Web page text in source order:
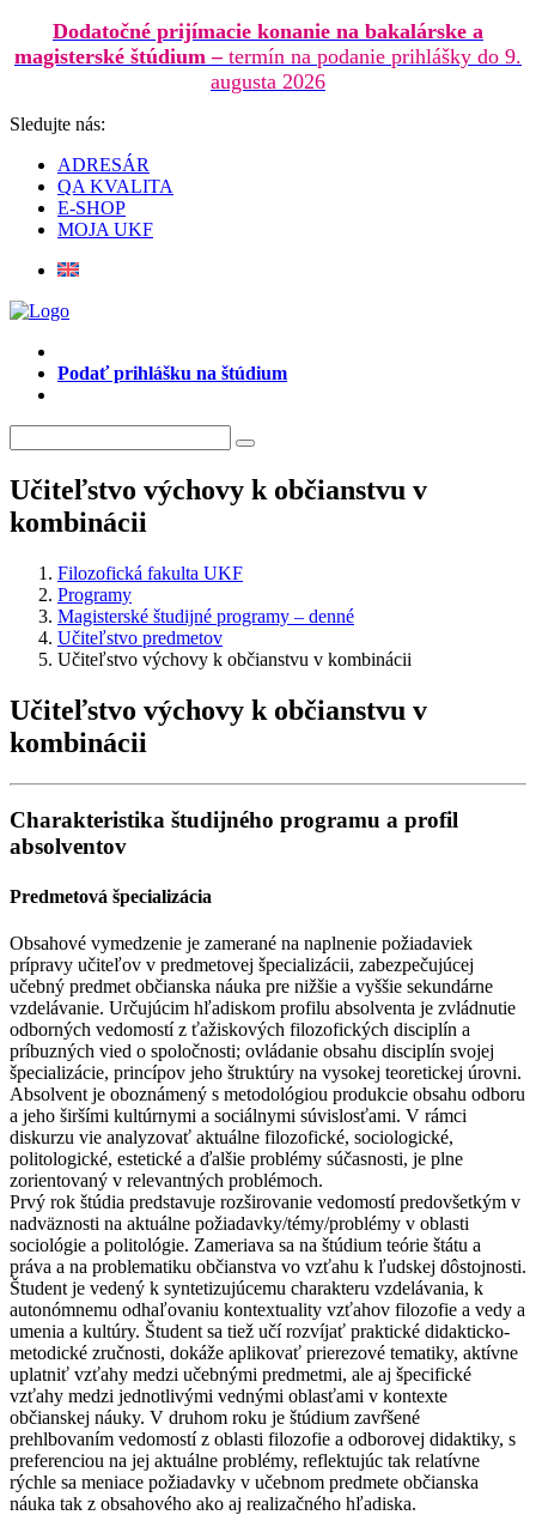
Dodatočné prijímacie konanie na bakalárske a
magisterské štúdium – termín na podanie prihlášky do 9.
augusta 2026
Sledujte nás:
ADRESÁR
QA KVALITA
E-SHOP
MOJA UKF
Podať prihlášku na štúdium
Učiteľstvo výchovy k občianstvu v
kombinácii
Filozofická fakulta UKF
Programy
Magisterské študijné programy – denné
Učiteľstvo predmetov
Učiteľstvo výchovy k občianstvu v kombinácii
Učiteľstvo výchovy k občianstvu v
kombinácii
Charakteristika študijného programu a profil
absolventov
Predmetová špecializácia
Obsahové vymedzenie je zamerané na naplnenie požiadaviek
prípravy učiteľov v predmetovej špecializácii, zabezpečujúcej
učebný predmet občianska náuka pre nižšie a vyššie sekundárne
vzdelávanie. Určujúcim hľadiskom profilu absolventa je zvládnutie
odborných vedomostí z ťažiskových filozofických disciplín a
príbuzných vied o spoločnosti; ovládanie obsahu disciplín svojej
špecializácie, princípov jeho štruktúry na vysokej teoretickej úrovni.
Absolvent je oboznámený s metodológiou produkcie obsahu odboru
a jeho širšími kultúrnymi a sociálnymi súvislosťami. V rámci
diskurzu vie analyzovať aktuálne filozofické, sociologické,
politologické, estetické a ďalšie problémy súčasnosti, je plne
zorientovaný v relevantných problémoch.
Prvý rok štúdia predstavuje rozširovanie vedomostí predovšetkým v
nadväznosti na aktuálne požiadavky/témy/problémy v oblasti
sociológie a politológie. Zameriava sa na štúdium teórie štátu a
práva a na problematiku občianstva vo vzťahu k ľudskej dôstojnosti.
Študent je vedený k syntetizujúcemu charakteru vzdelávania, k
autonómnemu odhaľovaniu kontextuality vzťahov filozofie a vedy a
umenia a kultúry. Študent sa tiež učí rozvíjať praktické didakticko-
metodické zručnosti, dokáže aplikovať prierezové tematiky, aktívne
uplatniť vzťahy medzi učebnými predmetmi, ale aj špecifické
vzťahy medzi jednotlivými vednými oblasťami v kontexte
občianskej náuky. V druhom roku je štúdium zavŕšené
prehlbovaním vedomostí z oblasti filozofie a odborovej didaktiky, s
preferenciou na jej aktuálne problémy, reflektujúc tak relatívne
rýchle sa meniace požiadavky v učebnom predmete občianska
náuka tak z obsahového ako aj realizačného hľadiska.